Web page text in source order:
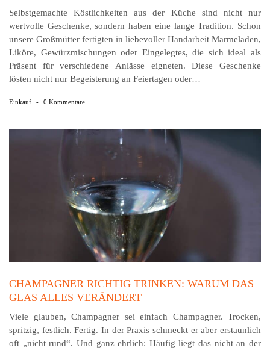
Selbstgemachte Köstlichkeiten aus der Küche sind nicht nur
wertvolle Geschenke, sondern haben eine lange Tradition. Schon
unsere Großmütter fertigten in liebevoller Handarbeit Marmeladen,
Liköre, Gewürzmischungen oder Eingelegtes, die sich ideal als
Präsent für verschiedene Anlässe eigneten. Diese Geschenke
lösten nicht nur Begeisterung an Feiertagen oder…
Einkauf - 0 Kommentare
CHAMPAGNER RICHTIG TRINKEN: WARUM DAS
GLAS ALLES VERÄNDERT
Viele glauben, Champagner sei einfach Champagner. Trocken,
spritzig, festlich. Fertig. In der Praxis schmeckt er aber erstaunlich
oft „nicht rund“. Und ganz ehrlich: Häufig liegt das nicht an der